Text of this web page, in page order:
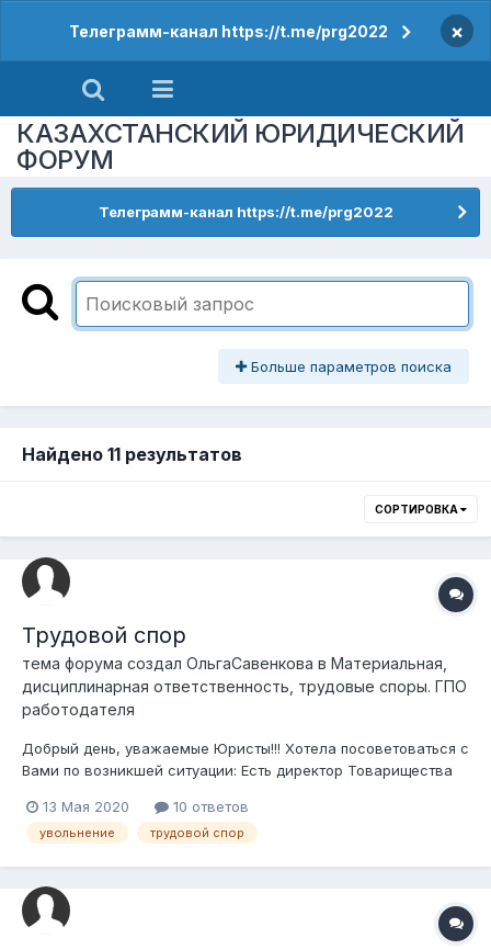
Телеграмм-канал https://t.me/prg2022 ×
КАЗАХСТАНСКИЙ ЮРИДИЧЕСКИЙ
ФОРУМ
Телеграмм-канал https://t.me/prg2022
Больше параметров поиска
Найдено 11 результатов
СОРТИРОВКА
Трудовой спор
тема форума создал ОльгаСавенкова в Материальная,
дисциплинарная ответственность, трудовые споры. ГПО
работодателя
Добрый день, уважаемые Юристы!!! Хотела посоветоваться с
Вами по возникшей ситуации: Есть директор Товарищества
физ.лицо (1%). Директор ТОО "А" решил уволиться. Мирно
урегулировать не удалось: переговоры безрезультатны,
13 Мая 2020 10 ответов
увольнение трудовой спор